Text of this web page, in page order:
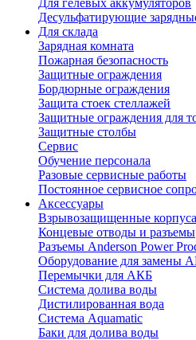
Для гелевых аккумуляторов
Десульфатирующие
Для склада
Зарядная комната
Пожарная безопасность
Защитные ограждения
Бордюрные ограждения
Защита стоек стеллажей
Защитные ограждения для
Защитные столбы
Сервис
Обучение персонала
Разовые сервисные работы
Постоянное сервисное
Аксессуары
Взрывозащищенные корпуса
Концевые отводы и разъемы
Разъемы Anderson Power
Оборудование для замены
Перемычки для АКБ
Система долива воды
Дистилированная вода
Система Aquamatic
Баки для долива воды